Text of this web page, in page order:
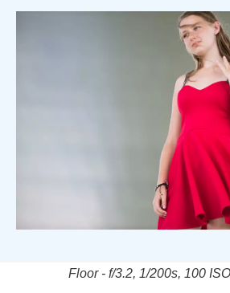
Floor - f/3.2, 1/200s, 100